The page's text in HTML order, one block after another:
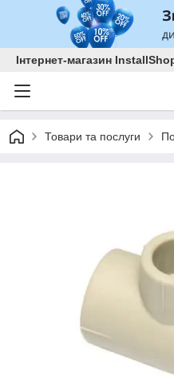
Інтернет-магазин
Товари та послуги